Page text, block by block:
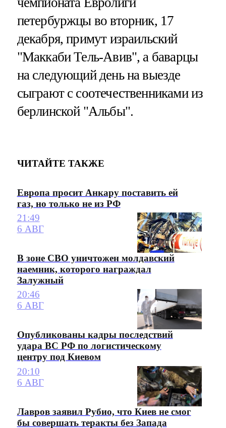
петербуржцы во вторник, 17
декабря, примут израильский
"Маккаби Тель-Авив", а баварцы
на следующий день на выезде
сыграют с соотечественниками из
берлинской "Альбы".
ЧИТАЙТЕ ТАКЖЕ
Европа просит Анкару поставить ей
газ, но только не из РФ
21:49
6 АВГ
В зоне СВО уничтожен молдавский
наемник, которого награждал
Залужный
20:46
6 АВГ
Опубликованы кадры последствий
удара ВС РФ по логистическому
центру под Киевом
20:10
6 АВГ
Лавров заявил Рубио, что Киев не смог
бы совершать теракты без Запада